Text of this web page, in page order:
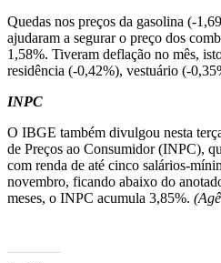
Quedas nos preços da gasolina (-
ajudaram a segurar o preço dos
1,58%. Tiveram deflação no mês,
residência (-0,42%), vestuário (-
INPC
O IBGE também divulgou nesta
de Preços ao Consumidor (INPC),
com renda de até cinco salários-
novembro, ficando abaixo do
meses, o INPC acumula 3,85%.